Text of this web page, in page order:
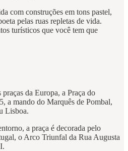
com construções em tons pastel,
pelas ruas repletas de vida.
turísticos que você tem que
da Europa, a Praça do
a mando do Marquês de Pombal,
Lisboa.
a praça é decorada pelo
o Arco Triunfal da Rua Augusta